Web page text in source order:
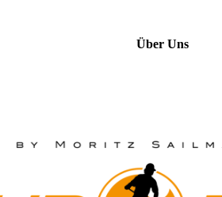
Über Uns